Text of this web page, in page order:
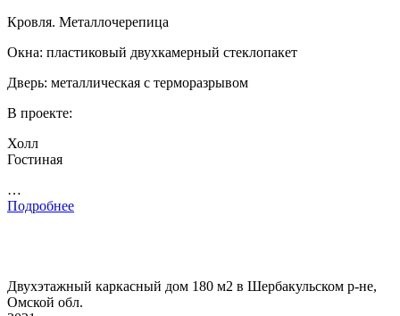
Кровля. Металлочерепица
Окна: пластиковый двухкамерный стеклопакет
Дверь: металлическая с терморазрывом
В проекте:
Холл
Гостиная
…
Подробнее
Двухэтажный каркасный дом 180 м2 в Шербакульском р-не,
Омской обл.